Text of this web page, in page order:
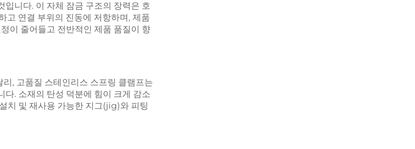
니다. 이 자체 잠금 구조의 장력은 호
고 연결 부위의 진동에 저항하며, 제품
이 줄어들고 전반적인 제품 품질이 향
, 고품질 스테인리스 스프링 클램프는
. 소재의 탄성 덕분에 힘이 크게 감소
치 및 재사용 가능한 지그(jig)와 피팅